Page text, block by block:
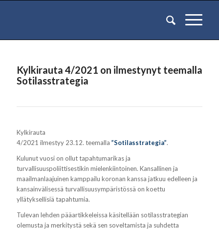
Kylkirauta 4/2021 on ilmestynyt teemalla
Sotilasstrategia
Kylkirauta
4/2021 ilmestyy 23.12. teemalla ”Sotilasstrategia”.
Kulunut vuosi on ollut tapahtumarikas ja
turvallisuuspoliittisestikin mielenkiintoinen. Kansallinen ja
maailmanlaajuinen kamppailu koronan kanssa jatkuu edelleen ja
kansainvälisessä turvallisuusympäristössä on koettu
yllätyksellisiä tapahtumia.
Tulevan lehden pääartikkeleissa käsitellään sotilasstrategian
olemusta ja merkitystä sekä sen soveltamista ja suhdetta